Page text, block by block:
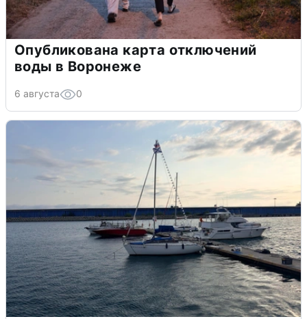
Опубликована карта отключений
воды в Воронеже
6 августа 0